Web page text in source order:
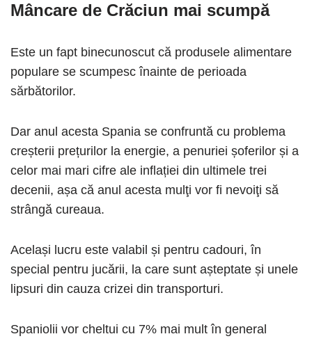
Mâncare de Crăciun mai scumpă
Este un fapt binecunoscut că produsele alimentare
populare se scumpesc înainte de perioada
sărbătorilor.
Dar anul acesta Spania se confruntă cu problema
creșterii prețurilor la energie, a penuriei șoferilor și a
celor mai mari cifre ale inflației din ultimele trei
decenii, așa că anul acesta mulţi vor fi nevoiţi să
strângă cureaua.
Același lucru este valabil și pentru cadouri, în
special pentru jucării, la care sunt așteptate și unele
lipsuri din cauza crizei din transporturi.
Spaniolii vor cheltui cu 7% mai mult în general